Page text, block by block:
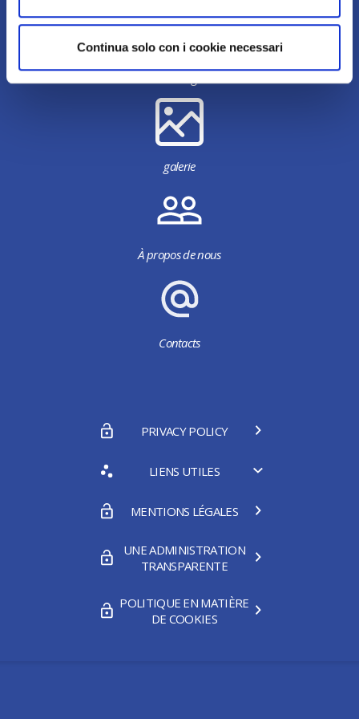
Continua solo con i cookie necessari
galerie
À propos de nous
Contacts
PRIVACY POLICY
LIENS UTILES
MENTIONS LÉGALES
UNE ADMINISTRATION
TRANSPARENTE
POLITIQUE EN MATIÈRE
DE COOKIES